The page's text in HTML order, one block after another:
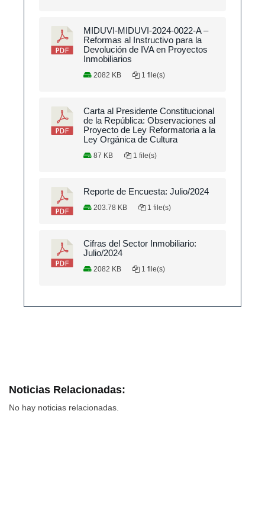
MIDUVI-MIDUVI-2024-0022-A –
Reformas al Instructivo para la
Devolución de IVA en Proyectos
Inmobiliarios
2082 KB 1 file(s)
Carta al Presidente Constitucional
de la República: Observaciones al
Proyecto de Ley Reformatoria a la
Ley Orgánica de Cultura
87 KB 1 file(s)
Reporte de Encuesta: Julio/2024
203.78 KB 1 file(s)
Cifras del Sector Inmobiliario:
Julio/2024
2082 KB 1 file(s)
Noticias Relacionadas:
No hay noticias relacionadas.